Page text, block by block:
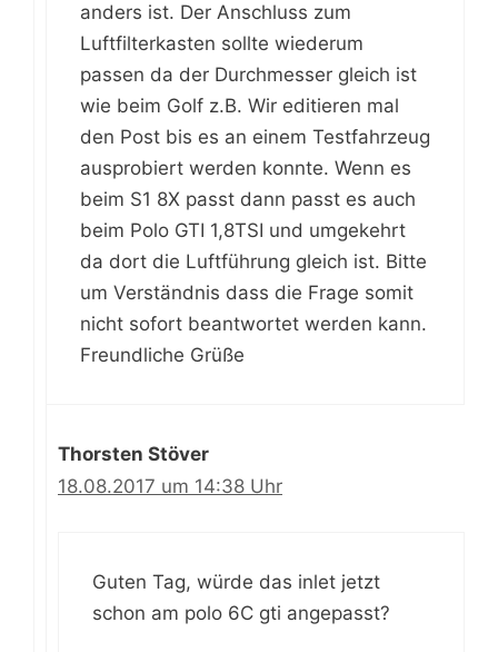
anders ist. Der Anschluss zum
Luftfilterkasten sollte wiederum
passen da der Durchmesser gleich ist
wie beim Golf z.B. Wir editieren mal
den Post bis es an einem Testfahrzeug
ausprobiert werden konnte. Wenn es
beim S1 8X passt dann passt es auch
beim Polo GTI 1,8TSI und umgekehrt
da dort die Luftführung gleich ist. Bitte
um Verständnis dass die Frage somit
nicht sofort beantwortet werden kann.
Freundliche Grüße
Thorsten Stöver
18.08.2017 um 14:38 Uhr
Guten Tag, würde das inlet jetzt
schon am polo 6C gti angepasst?